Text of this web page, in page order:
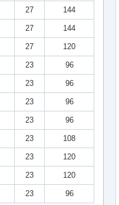
27 144
27 144
27 120
23 96
23 96
23 96
23 96
23 108
23 120
23 120
23 96